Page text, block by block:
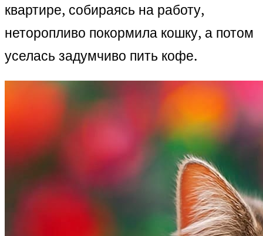
квартире, собираясь на работу,
неторопливо покормила кошку, а потом
уселась задумчиво пить кофе.